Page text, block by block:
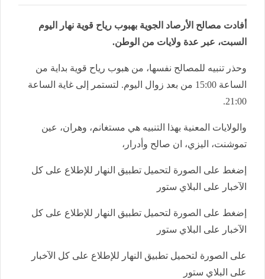
أفادت مصالح الأرصاد الجوية بهبوب رياح قوية نهار اليوم
السبت، عبر عدة ولايات من الوطن.
وحذر تنبيه للمصالح نفسها، من هبوب رياح قوية بداية من
الساعة 15:00 من بعد زوال اليوم. لتستمر إلى غاية الساعة
21:00.
والولايات المعنية بهذا التنبيه هي مستغانم، وهران، عين
تموشنت، اليزي، ان صالح وأدرار،
إضغط على الصورة لتحميل تطبيق النهار للإطلاع على كل
الآخبار على البلاي ستور
إضغط على الصورة لتحميل تطبيق النهار للإطلاع على كل
الآخبار على البلاي ستور
على الصورة لتحميل تطبيق النهار للإطلاع على كل الآخبار
على البلاي ستور